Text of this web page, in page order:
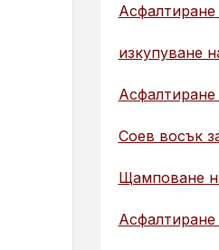
изкупуване
Соев восък
Щамповане
Асфалтиране